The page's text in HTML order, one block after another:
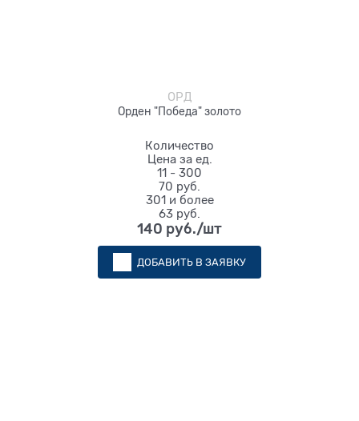
ОРД
Орден "Победа" золото
Количество
Цена за ед.
11 - 300
70 руб.
301 и более
63 руб.
140 руб./шт
ДОБАВИТЬ В ЗАЯВКУ